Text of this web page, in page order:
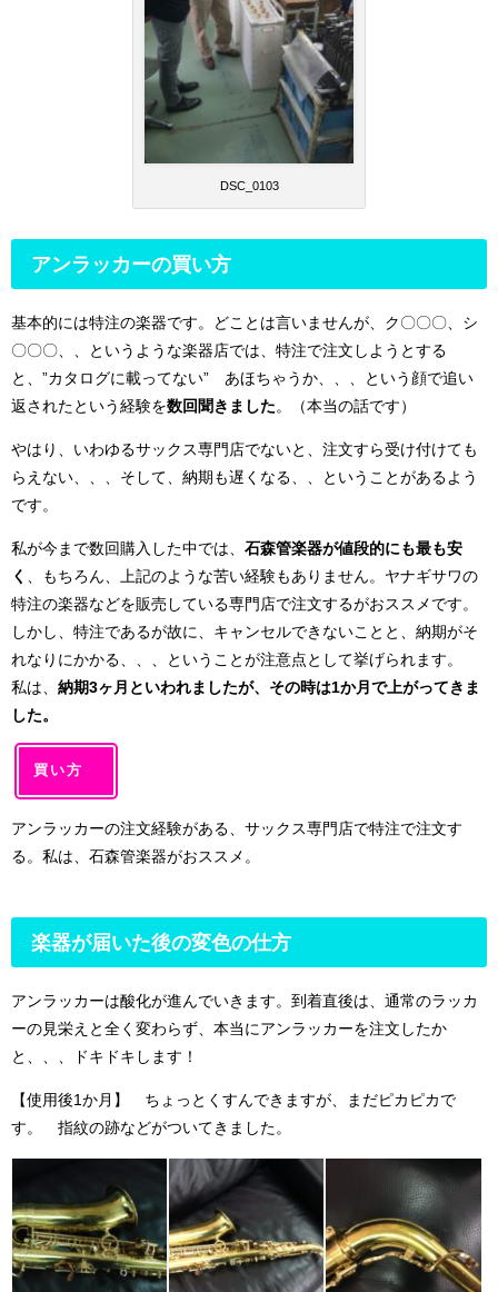
DSC_0103
アンラッカーの買い方
基本的には特注の楽器です。どことは言いませんが、ク〇〇〇、シ
〇〇〇、、というような楽器店では、特注で注文しようとする
と、”カタログに載ってない” あほちゃうか、、、という顔で追い
返されたという経験を数回聞きました 。（本当の話です）
やはり、いわゆるサックス専門店でないと、注文すら受け付けても
らえない、、、そして、納期も遅くなる、、ということがあるよう
です。
私が今まで数回購入した中では、 石森管楽器が値段的にも最も安
く
、もちろん、上記のような苦い経験もありません。ヤナギサワの
特注の楽器などを販売している専門店で注文するがおススメです。
しかし、特注であるが故に、キャンセルできないことと、納期がそ
れなりにかかる、、、ということが注意点として挙げられます。
私は、 納期3ヶ月といわれましたが、その時は1か月で上がってきま
した。
買い方
アンラッカーの注文経験がある、サックス専門店で特注で注文す
る。私は、石森管楽器がおススメ。
楽器が届いた後の変色の仕方
アンラッカーは酸化が進んでいきます。到着直後は、通常のラッカ
ーの見栄えと全く変わらず、本当にアンラッカーを注文したか
と、、、ドキドキします！
【使用後1か月】 ちょっとくすんできますが、まだピカピカで
す。 指紋の跡などがついてきました。